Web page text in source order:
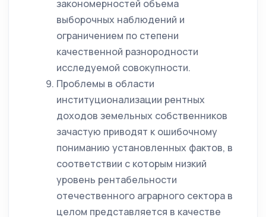
закономерностей объема
выборочных наблюдений и
ограничением по степени
качественной разнородности
исследуемой совокупности.
Проблемы в области
институционализации рентных
доходов земельных собственников
зачастую приводят к ошибочному
пониманию установленных фактов, в
соответствии с которым низкий
уровень рентабельности
отечественного аграрного сектора в
целом представляется в качестве